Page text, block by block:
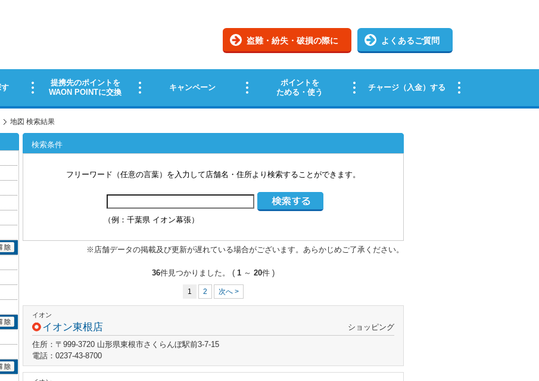
地図 検索結果
検索条件
フリーワード（任意の言葉）を入力して店舗名・住所より検索することができます。
（例：千葉県 イオン幕張）
※店舗データの掲載及び更新が遅れている場合がございます。あらかじめご了承ください。
36件見つかりました。 ( 1 ～ 20件 )
1 2 次へ >
イオン
イオン東根店
ショッピング
住所：〒999-3720 山形県東根市さくらんぼ駅前3-7-15
電話：0237-43-8700